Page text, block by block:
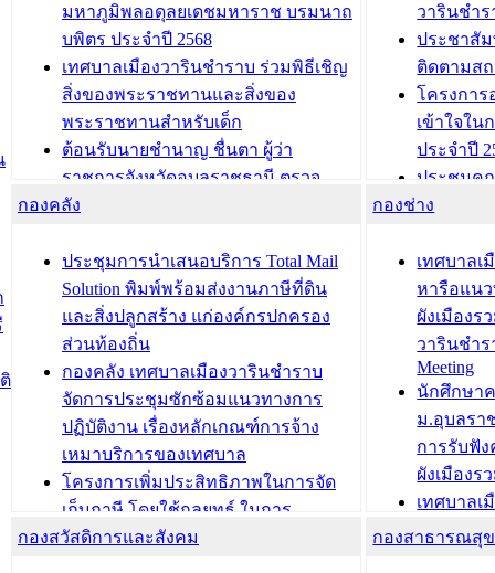
มหาภูมิพลอดุลยเดชมหาราช บรมนาถ
บพิตร ประจำปี 2568
เทศบาลเมืองวารินชำราบ ร่วมพิธีเชิญ
สิ่งของพระราชทานและสิ่งของ
พระราชทานสำหรับเด็ก
ต้อนรับนายชำนาญ ชื่นตา ผู้ว่า
ราชการจังหวัดอุบลราชธานี ตรวจ
ความเรียบร้อยของสถานที่ในการเตรี
องคมนตรี
สำนักทะเบียนท้องถิ่นเทศบาลเมือง
วารินชำราบ ดำเนินการมอบทะเบียน
บ้าน ทร.14 และบัตรประจำตัว
ประชาชนบุคคลประเภท 8 แก่บุคคลที่
ได้รับการเพิ่มชื่อในทะเบียนบ้าน
(ท.ร.14) กรณีคนไม่มีสัญชาติไทยได้รับ
อนุญาตให้มีถิ่นที่อยู่
ประชุมคณะกรรมการประเมินผลการ
ควบคุมภายในของ สำนัก/กอง/
โรงเรียน/ศูนย์พัฒนาเด็กเล็ก/สถานธนา
วารินชำร
ประชาสัม
ติดตามส
โครงกา
เข้าใจใน
ประจำปี
ประชุมค
ความเสี่ย
ประชุมที
ชีวา สร้า
ขับเคลื่อน
“เมืองแห่
บทความ อื่นๆ ...
กองคลัง
ประชุมการนำเสนอบริการ Total Mail
Solution พิมพ์พร้อมส่งงานภาษีที่ดิน
และสิ่งปลูกสร้าง แก่องค์กรปกครอง
ส่วนท้องถิ่น
กองคลัง เทศบาลเมืองวารินชำราบ
จัดการประชุมซักซ้อมแนวทางการ
ปฏิบัติงาน เรื่องหลักเกณฑ์การจ้าง
เหมาบริการของเทศบาล
โครงการเพิ่มประสิทธิภาพในการจัด
เก็บภาษี โดยใช้กลยุทธ์ ในการ
พัฒนาการจัดเก็บรายได้ ประจำปี พ.ศ.
กองช่าง
เทศบาลเ
หารือแน
ผังเมืองร
วารินชำร
Meeting
นักศึกษา
ม.อุบลรา
การรับฟั
ผังเมืองร
เทศบาลเ
โครงการ
กองสวัสดิการและสังคม กองสาธารณสุ